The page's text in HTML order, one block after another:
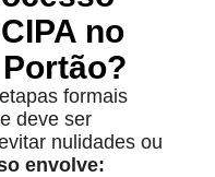
no
formais
e deve ser
nulidades ou
envolve: